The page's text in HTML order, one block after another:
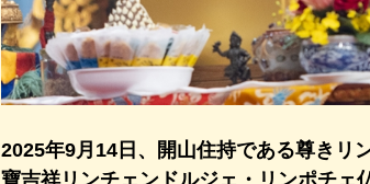
2025年9月14日、開山住持である尊きリ